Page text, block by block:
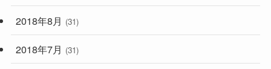
2018年8月 (31)
2018年7月 (31)